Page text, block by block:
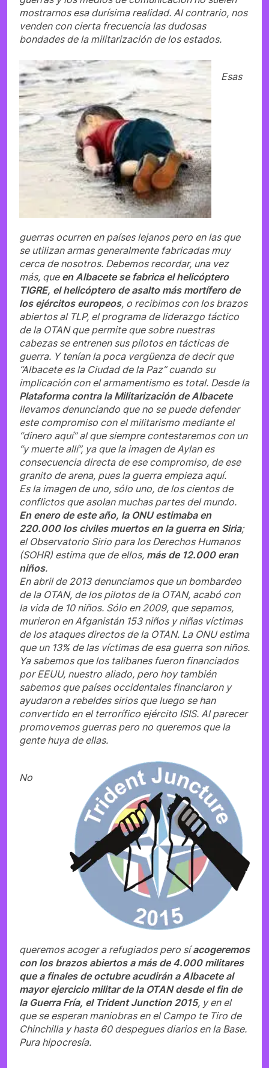
mostrarnos esa durísima realidad. Al contrario, nos
venden con cierta frecuencia las dudosas
bondades de la militarización de los estados.
Esas
guerras ocurren en países lejanos pero en las que
se utilizan armas generalmente fabricadas muy
cerca de nosotros. Debemos recordar, una vez
más, que en Albacete se fabrica el helicóptero
TIGRE, el helicóptero de asalto más mortífero de
los ejércitos europeos, o recibimos con los brazos
abiertos al TLP, el programa de liderazgo táctico
de la OTAN que permite que sobre nuestras
cabezas se entrenen sus pilotos en tácticas de
guerra. Y tenían la poca vergüenza de decir que
“Albacete es la Ciudad de la Paz” cuando su
implicación con el armamentismo es total. Desde la
Plataforma contra la Militarización de Albacete
llevamos denunciando que no se puede defender
este compromiso con el militarismo mediante el
“dinero aquí” al que siempre contestaremos con un
“y muerte allí”, ya que la imagen de Aylan es
consecuencia directa de ese compromiso, de ese
granito de arena, pues la guerra empieza aquí.
Es la imagen de uno, sólo uno, de los cientos de
conflictos que asolan muchas partes del mundo.
En enero de este año, la ONU estimaba en
220.000 los civiles muertos en la guerra en Siria;
el Observatorio Sirio para los Derechos Humanos
(SOHR) estima que de ellos, más de 12.000 eran
niños.
En abril de 2013 denunciamos que un bombardeo
de la OTAN, de los pilotos de la OTAN, acabó con
la vida de 10 niños. Sólo en 2009, que sepamos,
murieron en Afganistán 153 niños y niñas víctimas
de los ataques directos de la OTAN. La ONU estima
que un 13% de las víctimas de esa guerra son niños.
Ya sabemos que los talibanes fueron financiados
por EEUU, nuestro aliado, pero hoy también
sabemos que países occidentales financiaron y
ayudaron a rebeldes sirios que luego se han
convertido en el terrorífico ejército ISIS. Al parecer
promovemos guerras pero no queremos que la
gente huya de ellas.
No
queremos acoger a refugiados pero síacogeremos
con los brazos abiertos a más de 4.000 militares
que a finales de octubre acudirán a Albacete al
mayor ejercicio militar de la OTAN desde el fin de
la Guerra Fría, el Trident Junction 2015, y en el
que se esperan maniobras en el Campo te Tiro de
Chinchilla y hasta 60 despegues diarios en la Base.
Pura hipocresía.